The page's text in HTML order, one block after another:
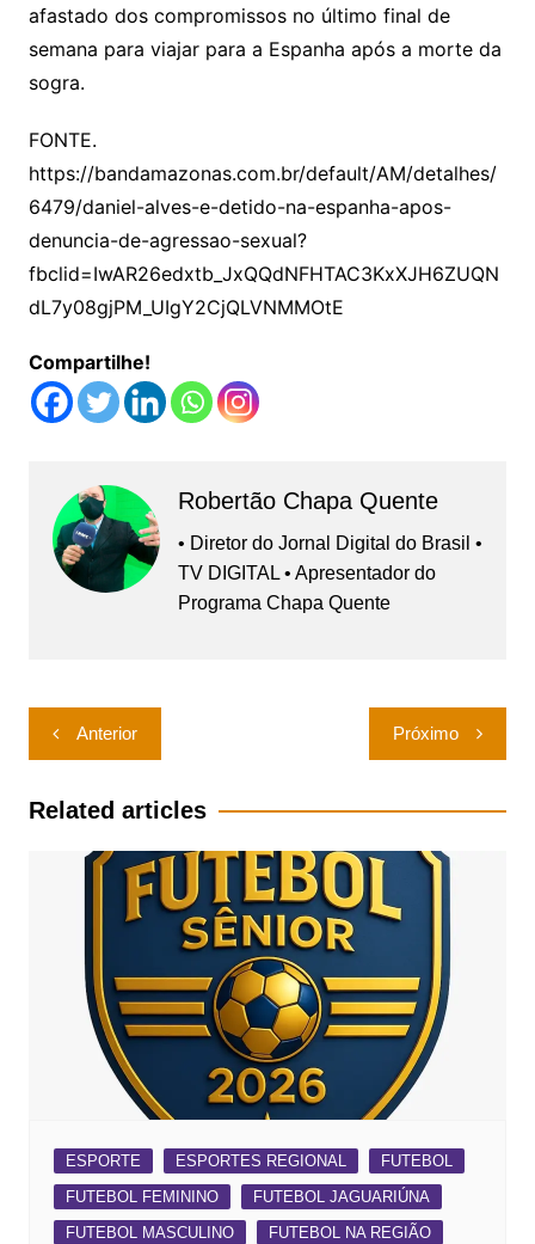
afastado dos compromissos no último final de
semana para viajar para a Espanha após a morte da
sogra.
FONTE.
https://bandamazonas.com.br/default/AM/detalhes/
6479/daniel-alves-e-detido-na-espanha-apos-
denuncia-de-agressao-sexual?
fbclid=IwAR26edxtb_JxQQdNFHTAC3KxXJH6ZUQN
dL7y08gjPM_UIgY2CjQLVNMMOtE
Compartilhe!
Robertão Chapa Quente
• Diretor do Jornal Digital do Brasil •
TV DIGITAL • Apresentador do
Programa Chapa Quente
Navegação
de
Post
Anterior Próximo
Related articles
ESPORTE ESPORTES REGIONAL
FUTEBOL
FUTEBOL FEMININO
FUTEBOL JAGUARIÚNA
FUTEBOL MASCULINO
FUTEBOL NA REGIÃO